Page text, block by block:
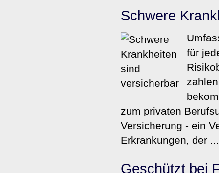
Schwe­re
für
zum privaten
Versicherung - ein
Erkrankungen, der ...
Geschützt bei